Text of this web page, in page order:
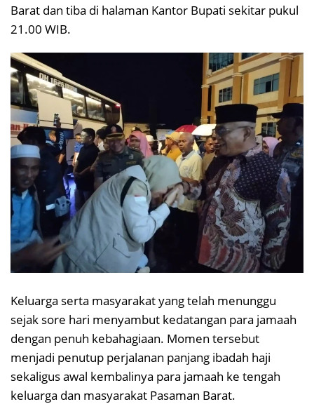
Barat dan tiba di halaman Kantor Bupati sekitar pukul
21.00 WIB.
Keluarga serta masyarakat yang telah menunggu
sejak sore hari menyambut kedatangan para jamaah
dengan penuh kebahagiaan. Momen tersebut
menjadi penutup perjalanan panjang ibadah haji
sekaligus awal kembalinya para jamaah ke tengah
keluarga dan masyarakat Pasaman Barat.